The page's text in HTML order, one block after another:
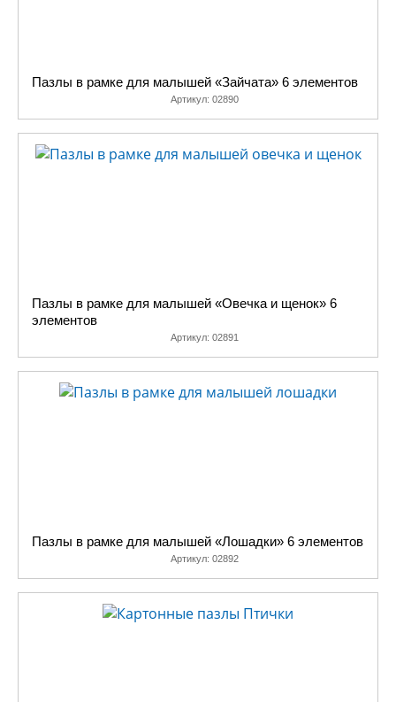
Пазлы в рамке для малышей «Зайчата» 6 элементов
Артикул: 02890
Пазлы в рамке для малышей «Овечка и щенок» 6
элементов
Артикул: 02891
Пазлы в рамке для малышей «Лошадки» 6 элементов
Артикул: 02892